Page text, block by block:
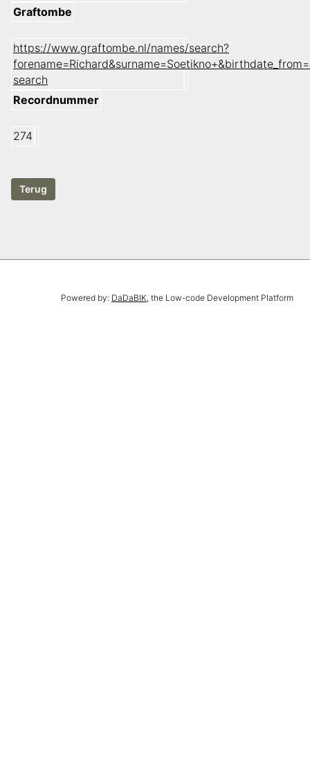
Graftombe
https://www.graftombe.nl/names/search?
search
Recordnummer
274
Powered by: DaDaBIK, the Low-code Development Platform